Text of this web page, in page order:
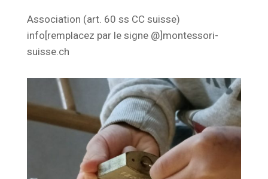
Association (art. 60 ss CC suisse)
info[remplacez par le signe @]montessori-
suisse.ch